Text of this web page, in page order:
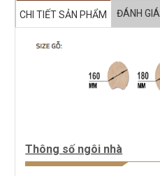
CHI TIẾT SẢN PHẨM ĐÁNH GIÁ
Thông số ngôi nhà